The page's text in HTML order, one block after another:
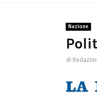
Nazione
di